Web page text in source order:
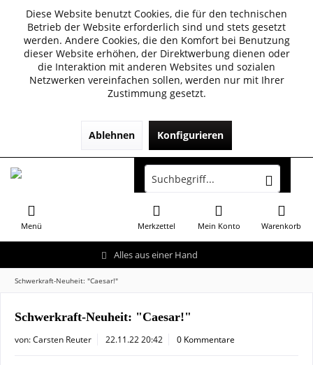
Diese Website benutzt Cookies, die für den technischen
Betrieb der Website erforderlich sind und stets gesetzt
werden. Andere Cookies, die den Komfort bei Benutzung
dieser Website erhöhen, der Direktwerbung dienen oder
die Interaktion mit anderen Websites und sozialen
Netzwerken vereinfachen sollen, werden nur mit Ihrer
Zustimmung gesetzt.
Ablehnen Konfigurieren
Alles aus einer Hand
Menü Warenkorb
Merkzettel Mein Konto
Schwerkraft-Neuheit: "Caesar!"
Schwerkraft-Neuheit: "Caesar!"
von:Carsten Reuter 22.11.22 20:42 0 Kommentare